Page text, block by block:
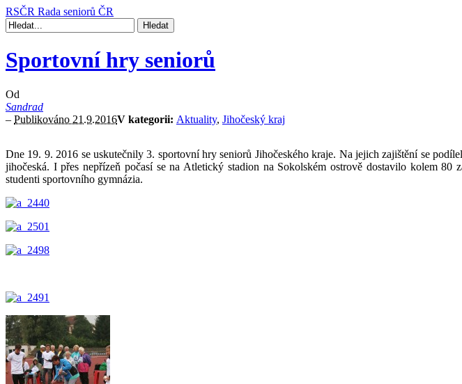
RSČR Rada seniorů ČR
Sportovní hry seniorů
Od
Sandrad
– Publikováno 21.9.2016V kategorii: Aktuality, Jihočeský kraj
Dne 19. 9. 2016 se uskutečnily 3. sportovní hry seniorů Jihočeského kraje. Na jejich zajištění se
jihočeská. I přes nepřízeň počasí se na Atletický stadion na Sokolském ostrově dostavilo kolem
studenti sportovního gymnázia.